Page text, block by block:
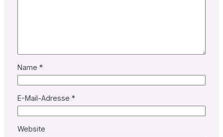
Name *
E-Mail-Adresse *
Website